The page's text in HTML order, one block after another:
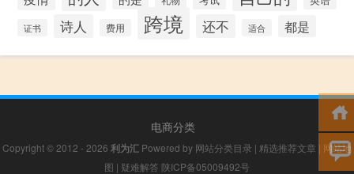
证书 诗人 费用 跨境 还不 适合 都是
电商分类
Copyright © 2012 - 2026 利为汇 Powered by 网站分类目录 | 精选推荐文章 | 网站地
图 | 疑难解答 陕ICP备05009492号